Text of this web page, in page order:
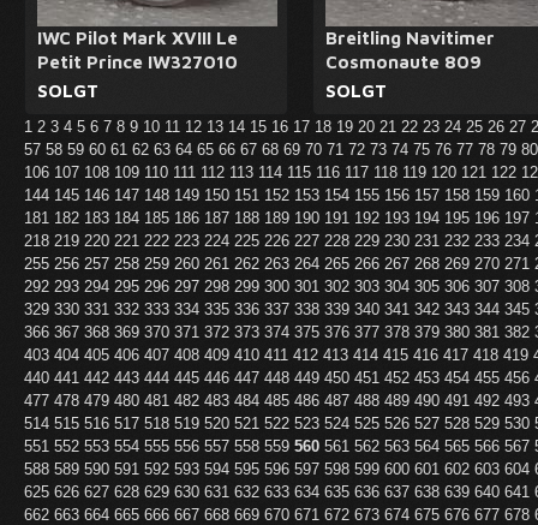
IWC Pilot Mark XVIII Le
Petit Prince IW327010
SOLGT
Breitling Navitimer
Cosmonaute 809
SOLGT
1 2 3 4 5 6 7 8 9 10 11 12 13 14 15 16 17 18 19 20 21 22 23 24 25 26 27
57 58 59 60 61 62 63 64 65 66 67 68 69 70 71 72 73 74 75 76 77 78 79
106 107 108 109 110 111 112 113 114 115 116 117 118 119 120 121 122
144 145 146 147 148 149 150 151 152 153 154 155 156 157 158 159 160
181 182 183 184 185 186 187 188 189 190 191 192 193 194 195 196 197
218 219 220 221 222 223 224 225 226 227 228 229 230 231 232 233 234
255 256 257 258 259 260 261 262 263 264 265 266 267 268 269 270 271
292 293 294 295 296 297 298 299 300 301 302 303 304 305 306 307 308
329 330 331 332 333 334 335 336 337 338 339 340 341 342 343 344 345
366 367 368 369 370 371 372 373 374 375 376 377 378 379 380 381 382
403 404 405 406 407 408 409 410 411 412 413 414 415 416 417 418 419
440 441 442 443 444 445 446 447 448 449 450 451 452 453 454 455 456
477 478 479 480 481 482 483 484 485 486 487 488 489 490 491 492 493
514 515 516 517 518 519 520 521 522 523 524 525 526 527 528 529 530
551 552 553 554 555 556 557 558 559 560 561 562 563 564 565 566 567
588 589 590 591 592 593 594 595 596 597 598 599 600 601 602 603 604
625 626 627 628 629 630 631 632 633 634 635 636 637 638 639 640 641
662 663 664 665 666 667 668 669 670 671 672 673 674 675 676 677 678